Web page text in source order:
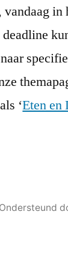
‘Eten en
Ondersteund